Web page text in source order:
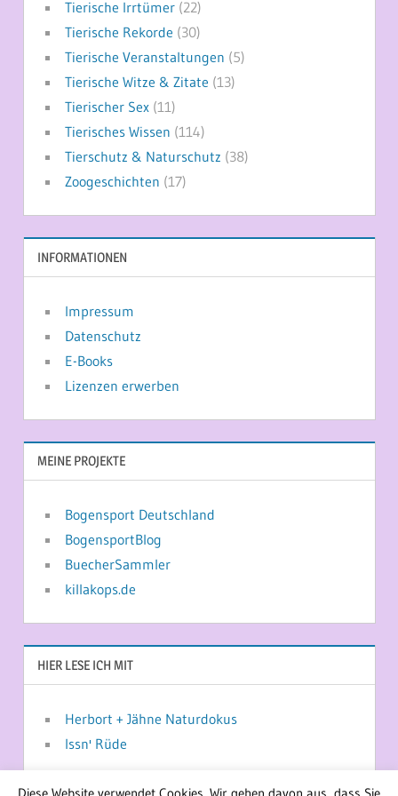
Tierische Irrtümer(22)
Tierische Rekorde (30)
Tierische Veranstaltungen (5)
Tierische Witze & Zitate (13)
Tierischer Sex(11)
Tierisches Wissen (114)
Tierschutz & Naturschutz (38)
Zoogeschichten (17)
INFORMATIONEN
Impressum
Datenschutz
E-Books
Lizenzen erwerben
MEINE PROJEKTE
Bogensport Deutschland
BogensportBlog
BuecherSammler
killakops.de
HIER LESE ICH MIT
Herbort + Jähne Naturdokus
Issn' Rüde